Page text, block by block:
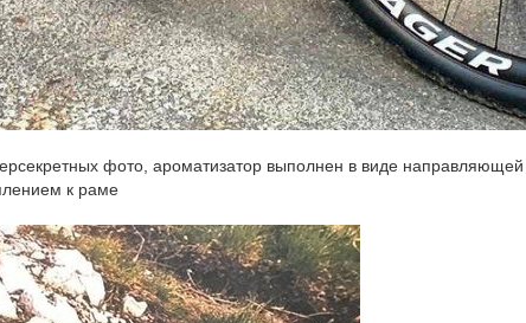
фото, ароматизатор выполнен в виде
к раме